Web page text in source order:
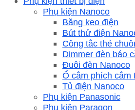
Phụ kiện Nanoco
Băng keo điện
Bút thử điện
Công tắc thẻ
Dimmer đèn báo
Đuôi đèn Nanoco
Ổ cắm phích cắm
Tủ điện Nanoco
Phụ kiện Panasonic
Phụ kiện Paragon